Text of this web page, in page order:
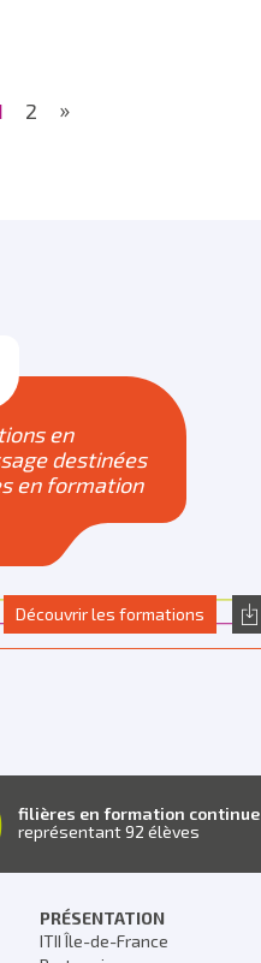
2 »
en
destinées
en formation
Découvrir les formations
filières en formation continue
représentant 92 élèves
PRÉSENTATION
ITII Île-de-France